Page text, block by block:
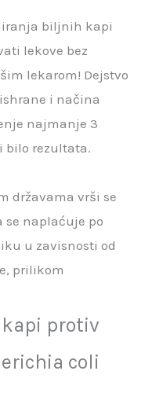
biljnih kapi
lekove bez
lekarom! Dejstvo
i načina
najmanje 3
bilo rezultata.
državama vrši se
se naplaćuje po
u zavisnosti od
prilikom
protiv
coli